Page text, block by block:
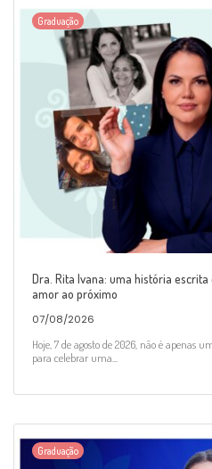
Graduação
Dra. Rita Ivana: uma história
amor ao próximo
07/08/2026
Hoje, 7 de agosto de 2026, não é apenas
para celebrar uma...
Graduação